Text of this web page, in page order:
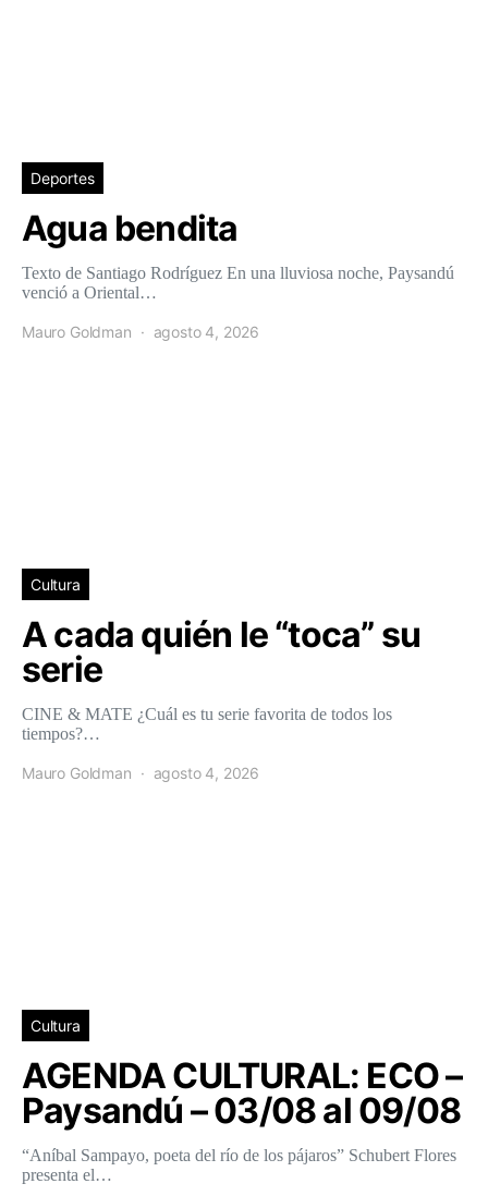
Deportes
Agua bendita
Texto de Santiago Rodríguez En una lluviosa noche, Paysandú
venció a Oriental…
Mauro Goldman agosto 4, 2026
Cultura
A cada quién le “toca” su
serie
CINE & MATE ¿Cuál es tu serie favorita de todos los
tiempos?…
Mauro Goldman agosto 4, 2026
Cultura
AGENDA CULTURAL: ECO –
Paysandú – 03/08 al 09/08
“Aníbal Sampayo, poeta del río de los pájaros” Schubert Flores
presenta el…